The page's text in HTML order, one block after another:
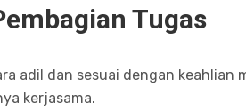
Tugas
adil dan sesuai dengan
kerjasama.